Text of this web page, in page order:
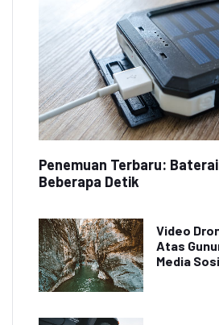
Penemuan Terbaru:
Beberapa Detik
Video
Atas
Media